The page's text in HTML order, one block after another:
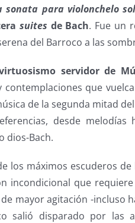
sonata para violonchelo
suites de Bach. Fue un
del Barroco a las
servidor de
contemplaciones que
de la segunda mitad del
desde melodías
dios-Bach.
los máximos escuderos
incondicional que
mayor agitación -incluso
salió disparado por las